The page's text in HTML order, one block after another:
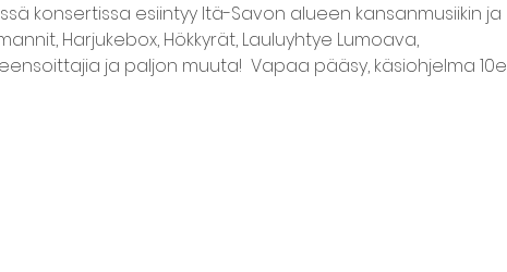
konsertissa esiintyy Itä-Savon alueen kansanmusiikin ja
Harjukebox, Hökkyrät, Lauluyhtye Lumoava,
ja paljon muuta!  Vapaa pääsy, käsiohjelma 10e